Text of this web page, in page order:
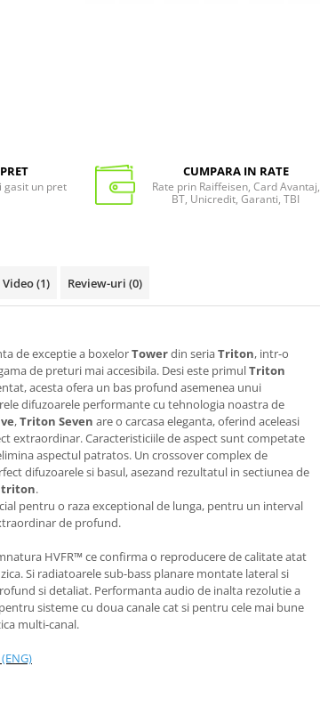
gasit un pret
CUMPARA IN RATE
Rate prin Raiffeisen, Card Avantaj,
BT, Unicredit, Garanti, TBI
Video(1) Review-uri (0)
de exceptie a boxelorTowerdin seriaTriton, intr-o
de preturi mai accesibila. Desi este primulTriton
acesta ofera un bas profund asemenea unui
difuzoarele performante cu tehnologia noastra de
,Triton Seven are o carcasa eleganta, oferind aceleasi
extraordinar. Caracteristiciile de aspect sunt competate
aspectul patratos. Un crossover complex de
difuzoarele si basul, asezand rezultatul in sectiunea de
triton.
pentru o raza exceptional de lunga, pentru un interval
de profund.
HVFR™ ce confirma o reproducere de calitate atat
Si radiatoarele sub-bass planare montate lateral si
si detaliat. Performanta audio de inalta rezolutie a
sisteme cu doua canale cat si pentru cele mai bune
multi-canal.